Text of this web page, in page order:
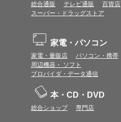
総合通販 テレビ通販
百貨店
スーパー・ドラッグストア
家電・パソコン
家電・量販店
パソコン・携帯
周辺機器・ ソフト
プロバイダ・データ通信
本・CD・DVD
総合ショップ 専門店